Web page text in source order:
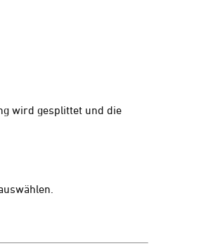
wird gesplittet und die